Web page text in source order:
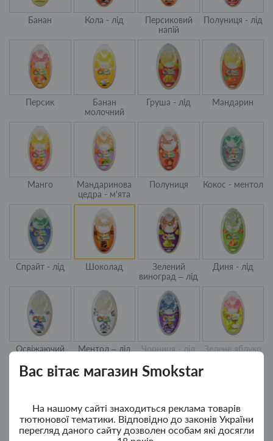
Вас вітає магазин Smokstar
На нашому сайті знаходиться реклама товарів
тютюнової тематики. Відповідно до законів України
перегляд даного сайту дозволен особам які досягли
Банан Кола - лід
Персиковий
напій
Полуниця - лід
Персик
Банан
молочний
Груша - лід Мандарин
Манго
Мандаринова
цедра - м'ята
Полуниця Кокос - ментол
Спрайт - лід Шоколад
Зелений
виноград – лід
Диня - лід
Освіжаючий
Ментол – лід Чорниця - лід Зелене яблуко
Вишня - лід
Бубль-гум -
Чорниця Кавун - лід